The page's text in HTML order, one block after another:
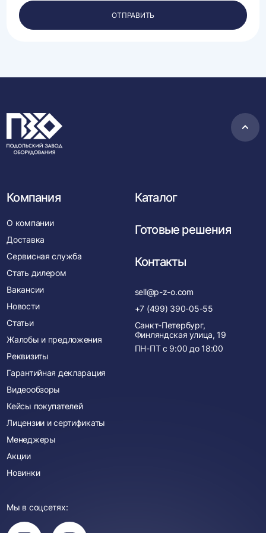
персональных
данных.
ОТПРАВИТЬ
в
Компания
О компании
Доставка
Сервисная служба
Стать дилером
Вакансии
Новости
Статьи
Жалобы и предложения
Реквизиты
Гарантийная декларация
Видеообзоры
Кейсы покупателей
Лицензии и сертификаты
Менеджеры
Акции
Новинки
Каталог
Готовые решения
Контакты
sell@p-z-o.com
+7 (499) 390-05-55
Санкт-Петербург,
Финляндская улица, 19
ПН-ПТ с 9:00 до 18:00
Мы в соцсетях:
Вы
Вы